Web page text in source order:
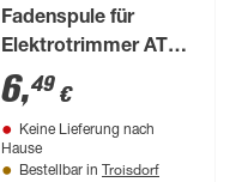
Fadenspule für
Elektrotrimmer AT
3.3
6,49 €
Keine Lieferung nach
Hause
Bestellbar in Troisdorf